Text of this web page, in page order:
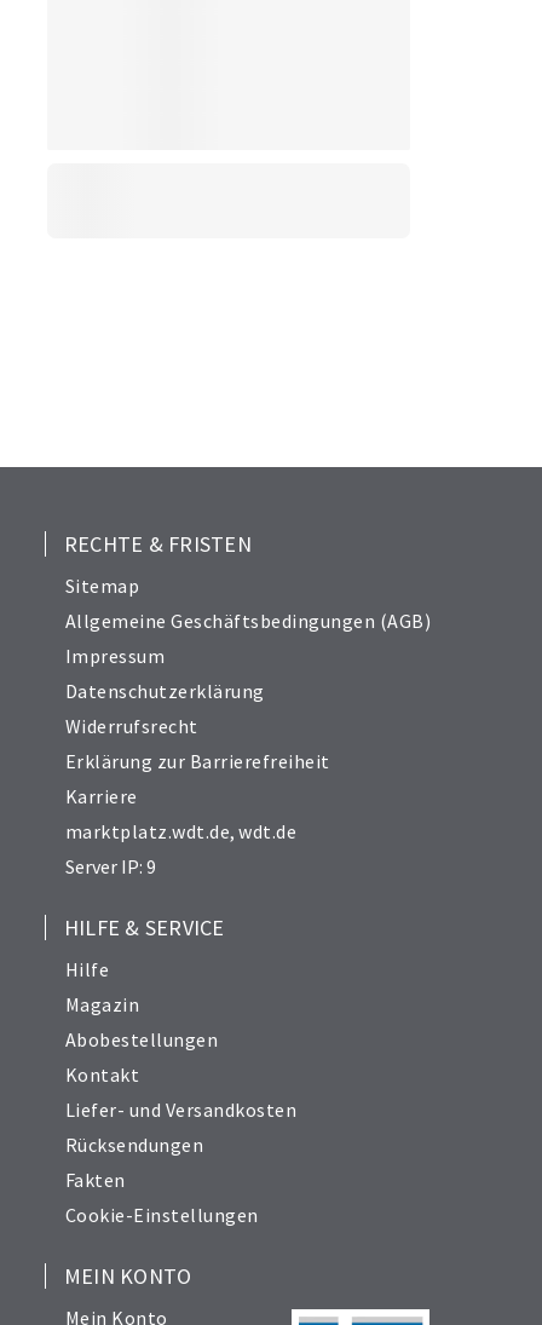
RECHTE & FRISTEN
Sitemap
Allgemeine Geschäftsbedingungen (AGB)
Impressum
Datenschutzerklärung
Widerrufsrecht
Erklärung zur Barrierefreiheit
Karriere
marktplatz.wdt.de,wdt.de
Server IP: 9
HILFE & SERVICE
Hilfe
Magazin
Abobestellungen
Kontakt
Liefer- und Versandkosten
Rücksendungen
Fakten
Cookie-Einstellungen
MEIN KONTO
Mein Konto